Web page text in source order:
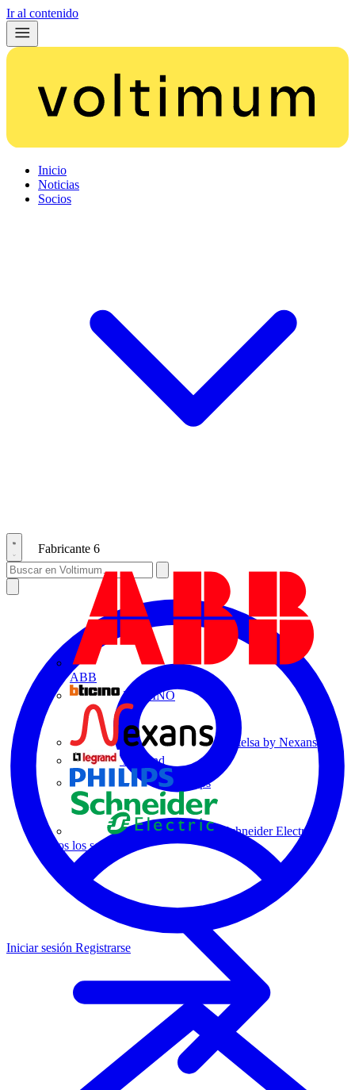
Ir al contenido
Inicio
Noticias
Socios
Fabricante 6
ABB
BTICINO
Centelsa by Nexans
Legrand
Philips
Schneider Electric
Todos los socios
Iniciar sesión Registrarse